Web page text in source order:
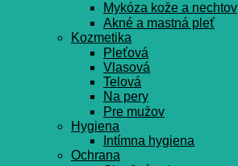
Mykóza kože a nechtov
Akné a mastná pleť
Kozmetika
Pleťová
Vlasová
Telová
Na pery
Pre mužov
Hygiena
Intímna hygiena
Ochrana